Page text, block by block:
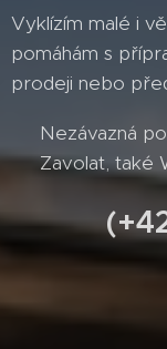
Vyklízím malé i
pomáhám s
prodeji nebo
👉 Nezávazná
👉 Zavolat, také